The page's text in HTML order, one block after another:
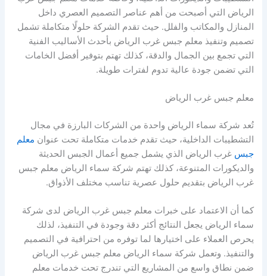
الرياض التي أصبحت من أهم عناصر التصميم العصري داخل
المنازل والمكاتب والفلل. حيث تقدم الشركة حلولًا متكاملة تشمل
تصميم وتنفيذ معلم جبس غرب الرياض بأحدث الأساليب الفنية
التي تجمع بين الجمال والدقة، كذلك تهتم بتوفير أفضل الخامات
التي تضمن جودة عالية تدوم لفترات طويلة.
معلم جبس غرب الرياض
تُعد شركة سماء الرياض واحدة من الشركات البارزة في مجال
التشطيبات الداخلية، حيث تقدم خدمات متكاملة تحت عنوان معلم
جبس غرب الرياض الذي يشمل جميع أعمال الجبس الحديثة
والديكورات المتنوعة، كذلك تهتم شركة سماء الرياض معلم جبس
غرب الرياض بتقديم حلول عصرية تناسب مختلف الأذواق.
كما أن الاعتماد على خبرات معلم جبس غرب الرياض لدى شركة
سماء الرياض يجعل النتائج أكثر دقة وجودة في التنفيذ، لذلك
يحرص العملاء على اختيارها لما توفره من احترافية في التصميم
والتنفيذ. وتعمل شركة سماء الرياض معلم جبس غرب الرياض
ضمن نطاق واسع من المشاريع التي تندرج تحت خدمات معلم